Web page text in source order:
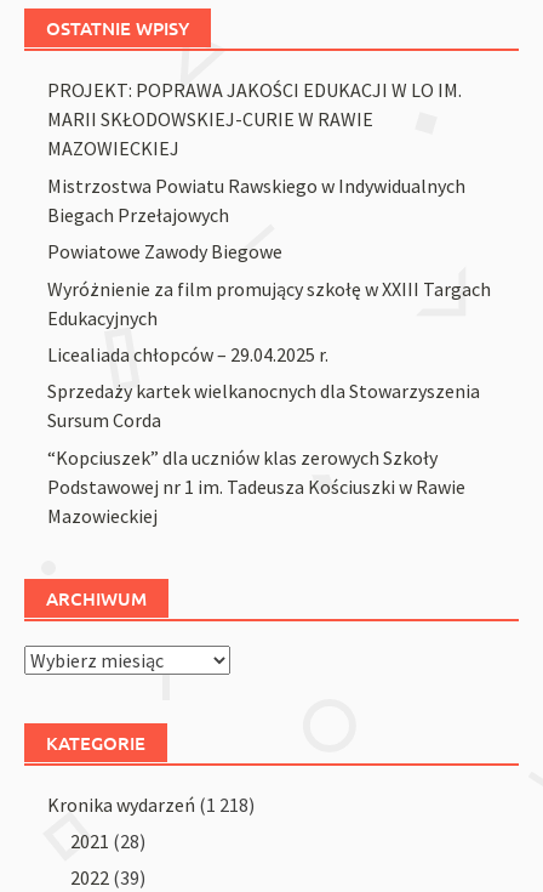
OSTATNIE WPISY
PROJEKT: POPRAWA JAKOŚCI EDUKACJI W LO IM.
MARII SKŁODOWSKIEJ-CURIE W RAWIE
MAZOWIECKIEJ
Mistrzostwa Powiatu Rawskiego w Indywidualnych
Biegach Przełajowych
Powiatowe Zawody Biegowe
Wyróżnienie za film promujący szkołę w XXIII Targach
Edukacyjnych
Licealiada chłopców – 29.04.2025 r.
Sprzedaży kartek wielkanocnych dla Stowarzyszenia
Sursum Corda
“Kopciuszek” dla uczniów klas zerowych Szkoły
Podstawowej nr 1 im. Tadeusza Kościuszki w Rawie
Mazowieckiej
ARCHIWUM
Archiwum
KATEGORIE
Kronika wydarzeń (1 218)
2021 (28)
2022 (39)